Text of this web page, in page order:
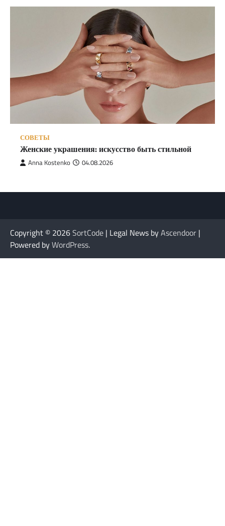
СОВЕТЫ
Женские украшения: искусство быть стильной
Anna Kostenko 04.08.2026
Copyright © 2026SortCode | Legal News byAscendoor |
Powered byWordPress.